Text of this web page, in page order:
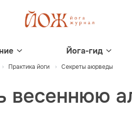
Йога-гид
Практика йоги Секреты аюрведы
весеннюю